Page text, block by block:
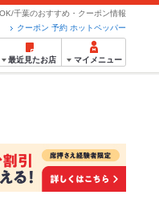
千葉のおすすめ・クーポン情報
クーポン 予約 ホットペッパー
最近見たお店 マイメニュー